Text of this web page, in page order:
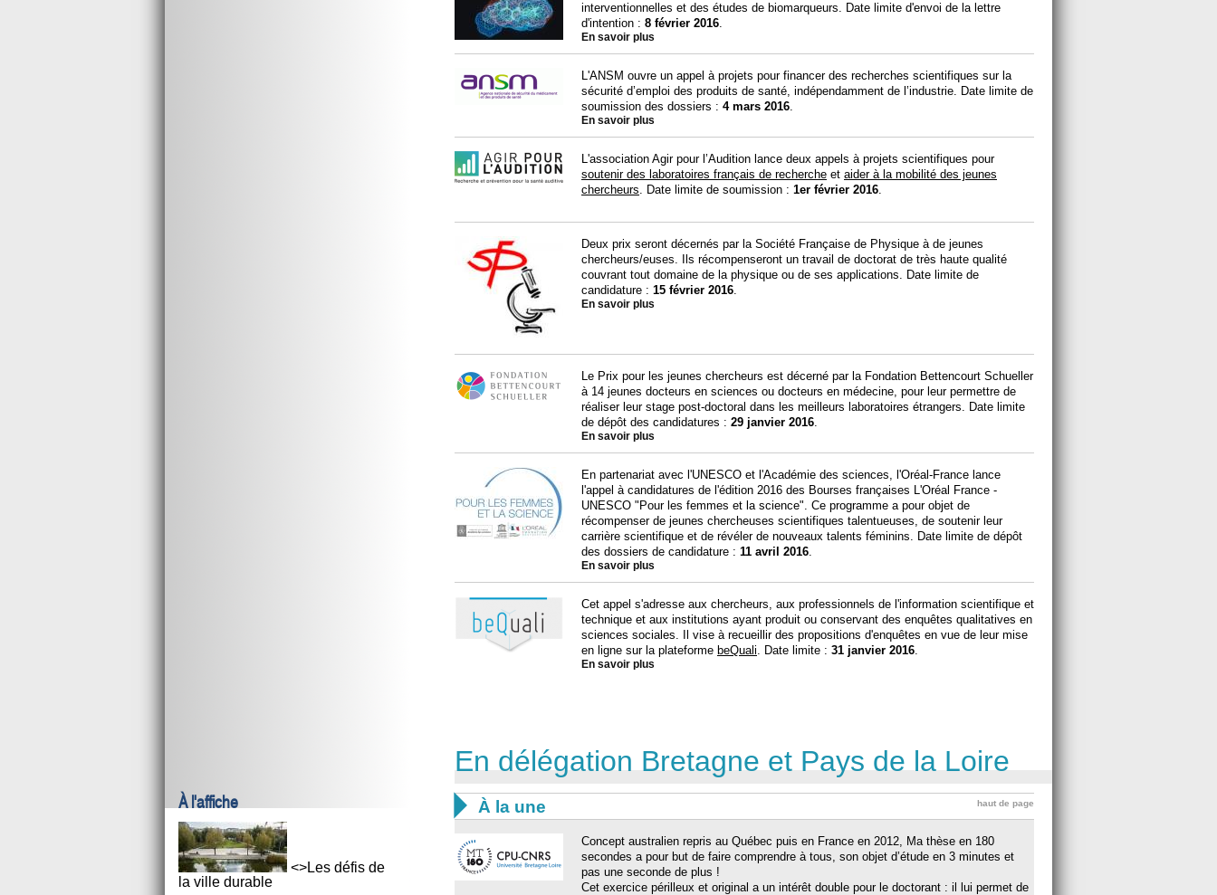
interventionnelles et des études de biomarqueurs. Date limite d'envoi de la lettre
d'intention : 8 février 2016.
En savoir plus
L'ANSM ouvre un appel à projets pour financer des recherches scientifiques sur la
sécurité d’emploi des produits de santé, indépendamment de l’industrie. Date limite de
soumission des dossiers : 4 mars 2016.
En savoir plus
L'association Agir pour l’Audition lance deux appels à projets scientifiques pour
soutenir des laboratoires français de recherche et aider à la mobilité des jeunes
chercheurs. Date limite de soumission : 1er février 2016.
Deux prix seront décernés par la Société Française de Physique à de jeunes
chercheurs/euses. Ils récompenseront un travail de doctorat de très haute qualité
couvrant tout domaine de la physique ou de ses applications. Date limite de
candidature : 15 février 2016.
En savoir plus
Le Prix pour les jeunes chercheurs est décerné par la Fondation Bettencourt Schueller
à 14 jeunes docteurs en sciences ou docteurs en médecine, pour leur permettre de
réaliser leur stage post-doctoral dans les meilleurs laboratoires étrangers. Date limite
de dépôt des candidatures : 29 janvier 2016.
En savoir plus
En partenariat avec l'UNESCO et l'Académie des sciences, l'Oréal-France lance
l'appel à candidatures de l'édition 2016 des Bourses françaises L'Oréal France -
UNESCO "Pour les femmes et la science". Ce programme a pour objet de
récompenser de jeunes chercheuses scientifiques talentueuses, de soutenir leur
carrière scientifique et de révéler de nouveaux talents féminins. Date limite de dépôt
des dossiers de candidature : 11 avril 2016.
En savoir plus
Cet appel s'adresse aux chercheurs, aux professionnels de l'information scientifique et
technique et aux institutions ayant produit ou conservant des enquêtes qualitatives en
sciences sociales. Il vise à recueillir des propositions d'enquêtes en vue de leur mise
en ligne sur la plateforme beQuali. Date limite : 31 janvier 2016.
En savoir plus
À l'affiche
<>Les défis de
la ville durable
En délégation Bretagne et Pays de la Loire
 À la une haut de page
Concept australien repris au Québec puis en France en 2012, Ma thèse en 180
secondes a pour but de faire comprendre à tous, son objet d’étude en 3 minutes et
pas une seconde de plus !
Cet exercice périlleux et original a un intérêt double pour le doctorant : il lui permet de